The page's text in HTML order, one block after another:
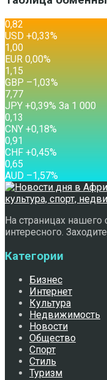
0,82
USD +0,33%
1,00
EUR 0,00%
1,15
GBP –1,03%
7,77
JPY +0,39% За 1 000
0,13
CNY +0,18%
0,91
CHF +0,45%
0,65
AUD –1,57%
На страницах нашего
интересного.
Категории
Бизнес
Интернет
Культура
Недвижимость
Новости
Общество
Спорт
Стиль
Туризм